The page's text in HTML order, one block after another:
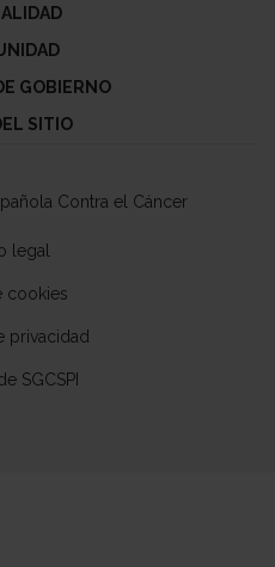
GOBIERNO
SITIO
Contra el Cáncer
legal
cookies
privacidad
SGCSPI